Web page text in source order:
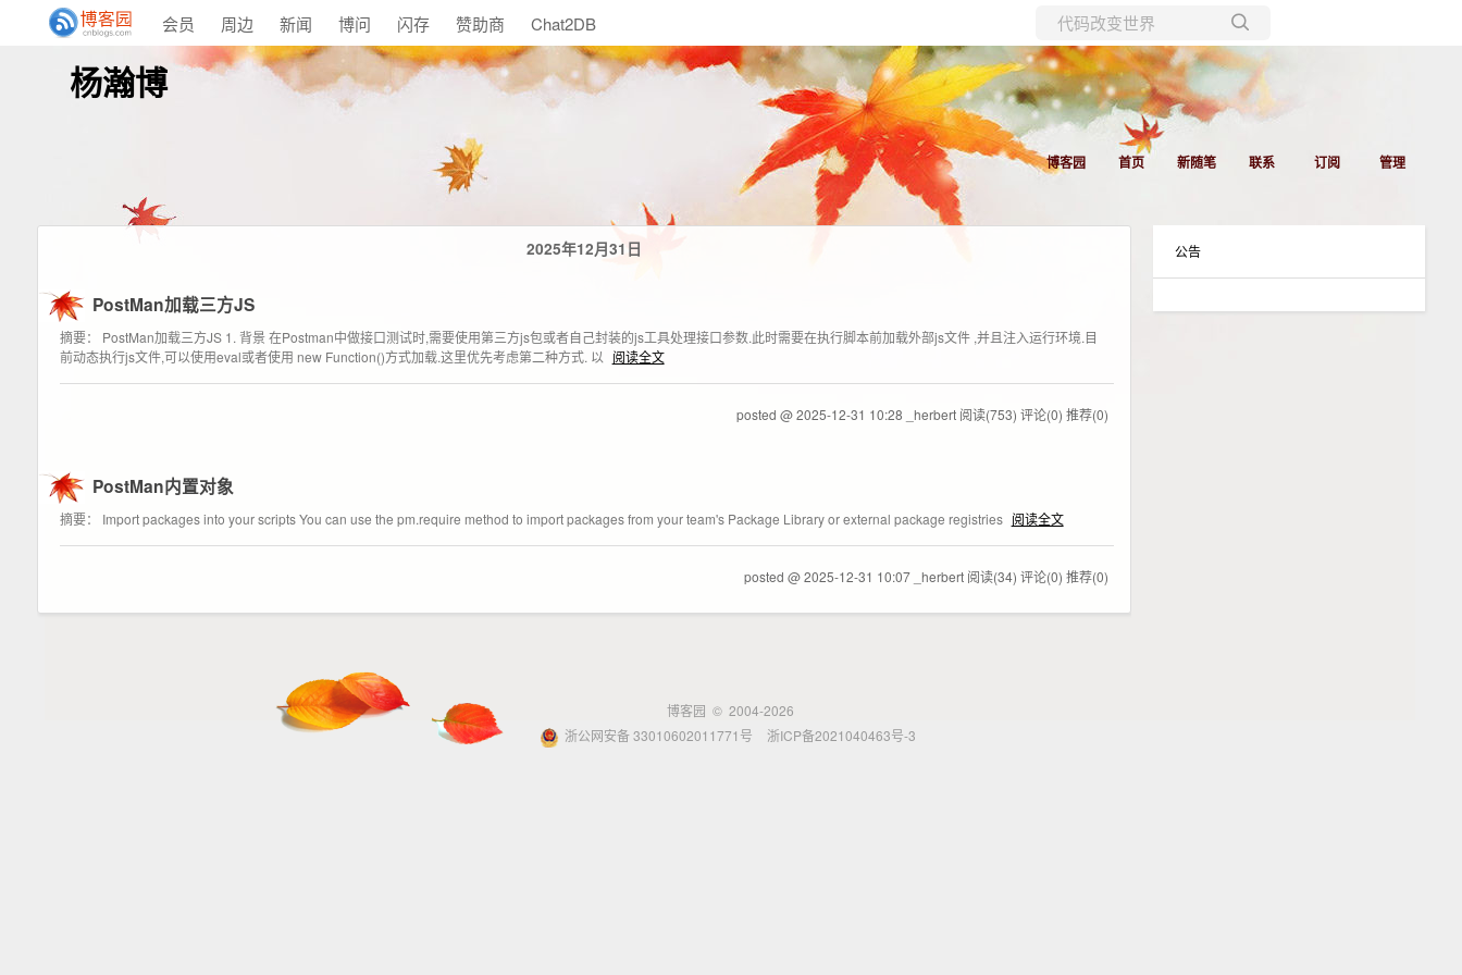
会员 周边 新闻 博问 闪存 赞助商 Chat2DB
所有博客
当前博客
杨瀚博
博客园 首页 新随笔 联系 订阅 管理
2025年12月31日
PostMan加载三方JS
摘要： PostMan加载三方JS 1. 背景 在Postman中做接口测试时,需要使用第三方js包或者自己封装的js工具处理接口参数.此时需要在执行脚本前加载外部js文件 ,并且注入运行环境.目
前动态执行js文件,可以使用eval或者使用 new Function()方式加载.这里优先考虑第二种方式. 以 阅读全文
posted @ 2025-12-31 10:28 _herbert 阅读(753) 评论(0) 推荐(0)
PostMan内置对象
摘要： Import packages into your scripts You can use the pm.require method to import packages from your team's Package Library or external package registries 阅读全文
posted @ 2025-12-31 10:07 _herbert 阅读(34) 评论(0) 推荐(0)
公告
博客园 © 2004-2026
浙公网安备 33010602011771号
浙ICP备2021040463号-3